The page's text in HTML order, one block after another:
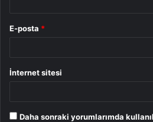
E-posta *
İnternet sitesi
Daha sonraki yorumlarımda